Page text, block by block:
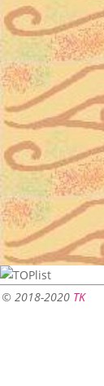
© 2018-2020 TK